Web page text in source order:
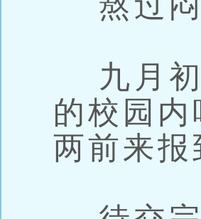
九月初
的校园
两前来